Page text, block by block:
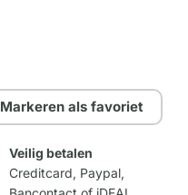
Markeren als favoriet
Veilig betalen
Creditcard, Paypal,